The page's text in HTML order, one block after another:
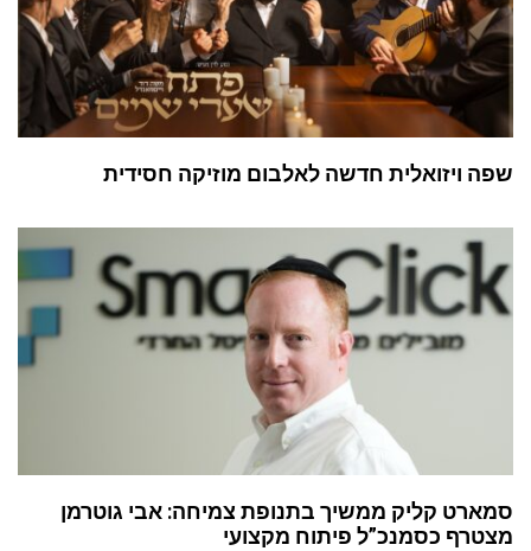
שפה ויזואלית חדשה לאלבום מוזיקה חסידית
סמארט קליק ממשיך בתנופת צמיחה: אבי גוטרמן
מצטרף כסמנכ”ל פיתוח מקצועי